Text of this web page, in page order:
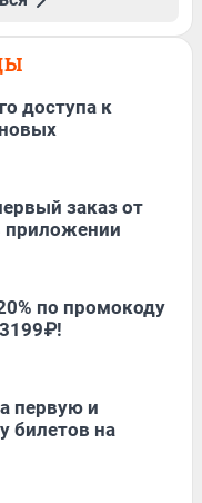
доступа к
заказ от
приложении
по промокоду
первую и
билетов на